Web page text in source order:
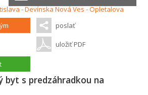
poslať
uložiť PDF
byt s predzáhradkou na